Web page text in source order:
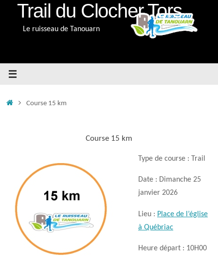
Passer
contenu
Trail du Clocher Tors
Le ruisseau de Tanouarn
AccueilCourse 15 km
Course 15 km
Type de course : Trail
Date : Dimanche 25
janvier 2026
Lieu : Place de l’église
à Québriac
Heure départ : 10H00